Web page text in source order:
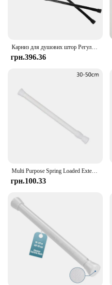
грн.396.36
грн.100.33